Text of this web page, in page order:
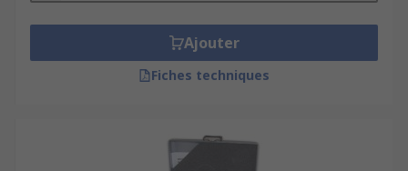
Ajouter
Fiches techniques